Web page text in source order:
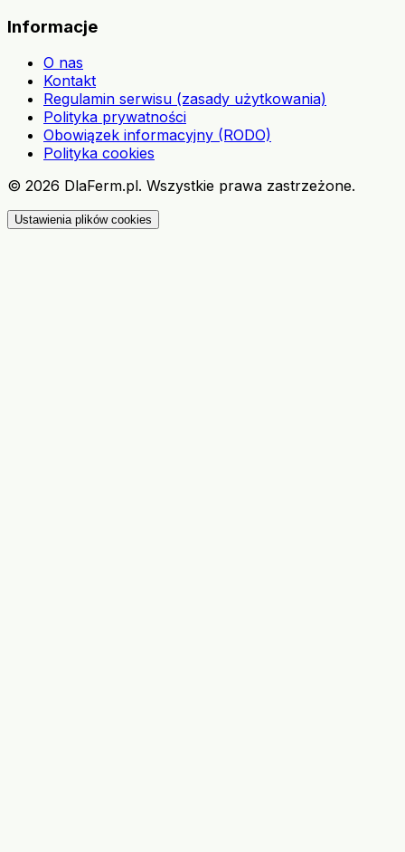
Informacje
O nas
Kontakt
Regulamin serwisu (zasady użytkowania)
Polityka prywatności
Obowiązek informacyjny (RODO)
Polityka cookies
© 2026 DlaFerm.pl. Wszystkie prawa zastrzeżone.
Ustawienia plików cookies